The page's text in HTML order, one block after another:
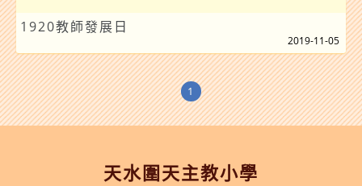
1920教師發展日
2019-11-05
1
天水圍天主教小學